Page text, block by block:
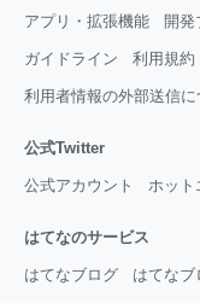
アプリ・拡張機能 開発
ガイドライン 利用規約
利用者情報の外部送信に
公式Twitter
公式アカウント ホット
はてなのサービス
はてなブログ はてなブ